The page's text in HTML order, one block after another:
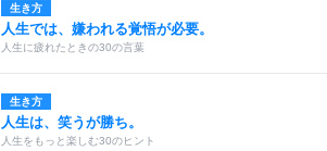
生き方
人生では、嫌われる覚悟が必要。
人生に疲れたときの30の言葉
生き方
人生は、笑うが勝ち。
人生をもっと楽しむ30のヒント